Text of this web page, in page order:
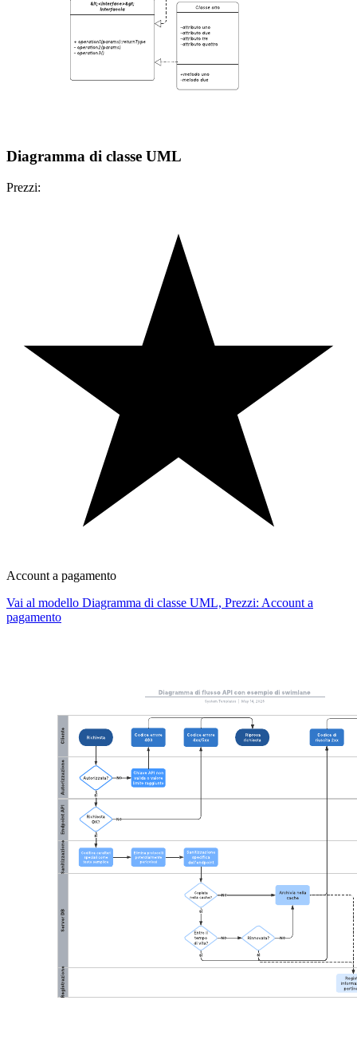
Diagramma di classe UML
Prezzi:
Account a pagamento
Vai al modello Diagramma di classe UML, Prezzi: Account a
pagamento